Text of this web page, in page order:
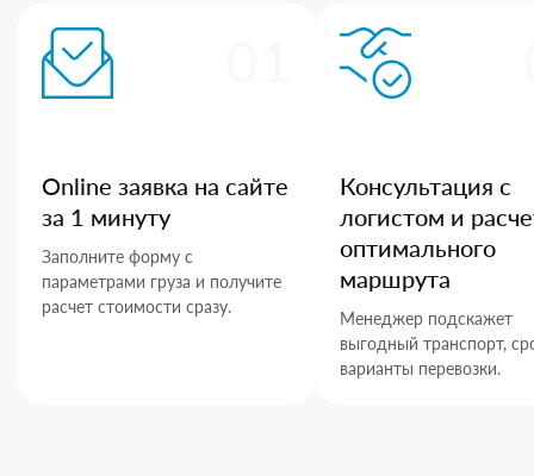
Online заявка на сайте
за 1 минуту
Заполните форму с
параметрами груза и получите
расчет стоимости сразу.
Консультация с
логистом и
оптимального
маршрута
Менеджер подскажет
выгодный транспорт,
варианты перевозки.